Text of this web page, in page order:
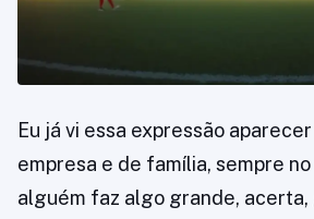
Eu já vi essa expressão
empresa e de família, sempre
alguém faz algo grande, acerta,